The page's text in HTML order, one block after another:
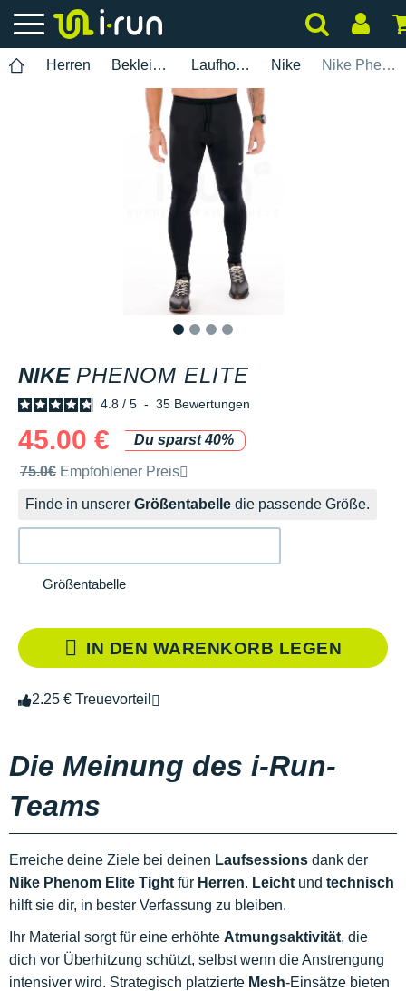
Herren Bekleidung Laufhosen Nike Nike Phenom Elite
NIKE PHENOM ELITE
4.8 / 5 - 35 Bewertungen
45.00 €
Du sparst 40%
Unverbindliche Preisempfehlung der Marke
75.0€ Empfohlener Preis
Finde in unserer Größentabelle die passende Größe.
Größentabelle
IN DEN WARENKORB LEGEN
2.25 € Treuevorteil
Die Meinung des i-Run-
Teams
Erreiche deine Ziele bei deinen Laufsessions dank der
Nike Phenom Elite Tight für Herren. Leicht und technisch
hilft sie dir, in bester Verfassung zu bleiben.
Ihr Material sorgt für eine erhöhte Atmungsaktivität, die
dich vor Überhitzung schützt, selbst wenn die Anstrengung
intensiver wird. Strategisch platzierte Mesh-Einsätze bieten